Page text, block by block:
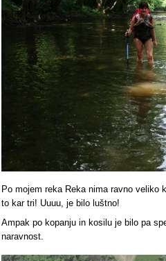
Po mojem reka Reka nima ravno veliko
to kar tri! Uuuu, je bilo luštno!
Ampak po kopanju in kosilu je bilo pa
naravnost.